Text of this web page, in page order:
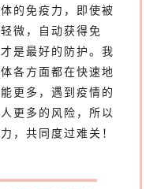
的免疫力，即使被
微，自动获得免
是最好的防护。我
各方面都在快速地
更多，遇到疫情的
更多的风险，所以
，共同度过难关！